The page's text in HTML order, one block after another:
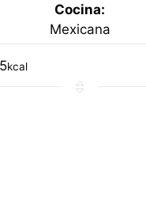
Cocina:
Mexicana
kcal